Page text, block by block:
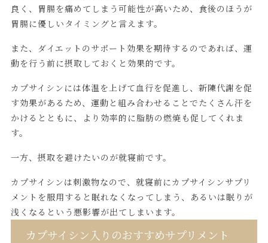
良く、胃腸を痛めてしまう可能性が高いため、食後のほうが
胃腸に優しいタイミングと言えます。
また、ダイエットのサポート効果を期待するのであれば、運
動を行う前に摂取しておくと効果的です。
カプサイシンには体温を上げて血行を促進し、新陳代謝を促
す効果があるため、運動と組み合わせることでたくさん汗を
かけるとともに、より効率的に脂肪の燃焼も促してくれま
す。
一方、摂取を避けたいのが就寝前です。
カプサイシンは刺激物なので、就寝前にカプサイシンサプリ
メントを服用すると眠れなくなってしまう、あるいは眠りが
浅くなるという悪影響が出てしまいます。
カプサイシン入りのおすすめサプリメント